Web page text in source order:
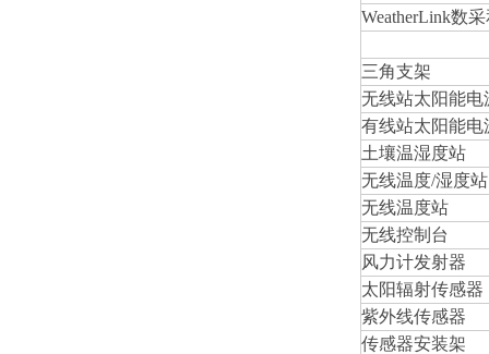
WeatherLink数
三角支架
无线站太阳能电
有线站太阳能电
土壤温湿度站
无线温度/湿度站
无线温度站
无线控制台
风力计发射器
太阳辐射传感器
紫外线传感器
传感器安装架